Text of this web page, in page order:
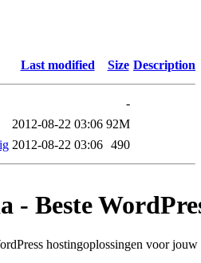
Last modified Size Description
-
2012-08-22 03:06 92M
2012-08-22 03:06 490
- Beste
hostingoplossingen voor